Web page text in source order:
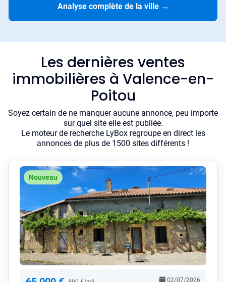
Analyse complète de la ville →
Les dernières ventes
immobilières à Valence-en-
Poitou
Soyez certain de ne manquer aucune annonce, peu importe
sur quel site elle est publiée.
Le moteur de recherche LyBox regroupe en direct les
annonces de plus de 1500 sites différents !
Nouveau
02/07/2026